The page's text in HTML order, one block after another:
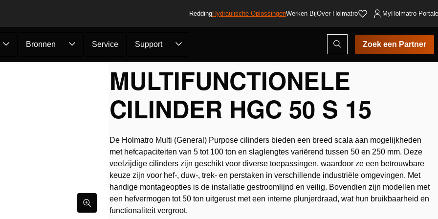
ReddingHydraulische OplossingenWerken BijOver Holmatro MyHolmatro
Bronnen Service Support
Open
zoekvenster
Zoek een Partner
/ Multifunctionele ...
MULTIFUNCTIONELE
CILINDER HGC 50 S 15
De Holmatro Multi (General) Purpose cilinders bieden een breed scala aan mogelijkheden
met hefcapaciteiten van 5 tot 100 ton en slaglengtes variërend tussen 50 en 250 mm. Deze
veelzijdige cilinders zijn geschikt voor diverse toepassingen, waardoor ze een betrouwbare
keuze zijn voor hef-, duw-, trek- en perstaken in verschillende industriële omgevingen. Met
handige montageopties is de installatie gestroomlijnd en veilig. Bovendien zijn modellen met
een hefvermogen tot 50 ton uitgerust met een interne plunjerdraad, wat hun bruikbaarheid en
functionaliteit vergroot.